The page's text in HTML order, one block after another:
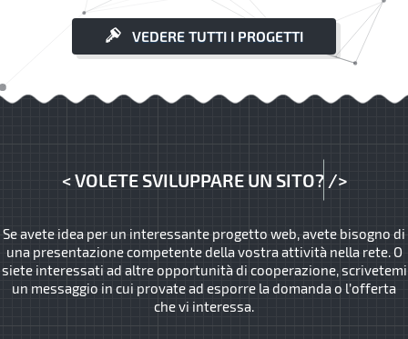
VEDERE TUTTI I PROGETTI
<VOLETE SVILUPPARE UN SITO? />
Se avete idea per un interessante progetto web, avete bisogno di
una presentazione competente della vostra attività nella rete. O
siete interessati ad altre opportunità di cooperazione, scrivetemi
un messaggio in cui provate ad esporre la domanda o l’offerta
che vi interessa.